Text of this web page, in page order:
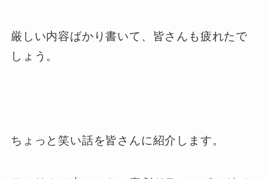
厳しい内容ばかり書いて、皆さんも疲れたで
しょう。
ちょっと笑い話を皆さんに紹介します。